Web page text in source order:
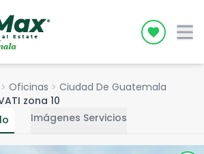
Icon
chevron_right Oficinas chevron_right Ciudad De Guatemala
zona 10
Imágenes Servicios